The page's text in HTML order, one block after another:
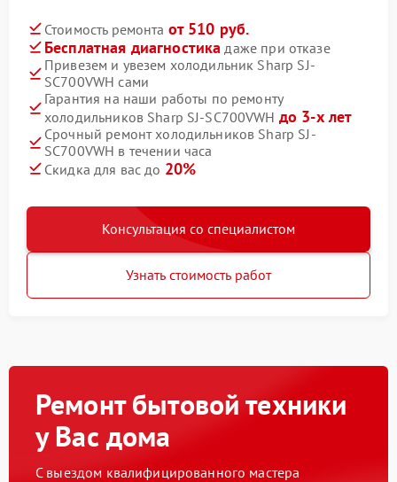
Стоимость ремонта от 510 руб.
Бесплатная диагностика даже при отказе
Привезем и увезем холодильник Sharp SJ-
SC700VWH сами
Гарантия на наши работы по ремонту
холодильников Sharp SJ-SC700VWH до 3-х лет
Срочный ремонт холодильников Sharp SJ-
SC700VWH в течении часа
Скидка для вас до 20%
Консультация со специалистом
Узнать стоимость работ
Ремонт бытовой техники
у Вас дома
С выездом квалифицированного мастера